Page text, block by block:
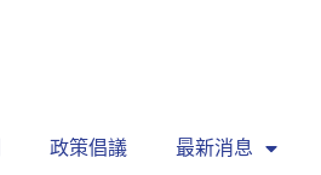
政策倡議 最新消息